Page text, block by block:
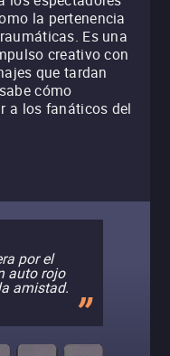
la pertenencia
Es una
creativo con
que tardan
cómo
a los fanáticos del
por el
auto rojo
amistad.